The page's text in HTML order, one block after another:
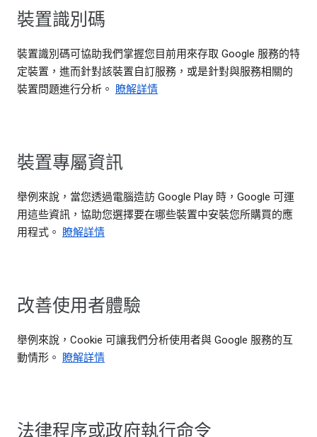
裝置識別碼
裝置識別碼可協助我們掌握您目前用來存取 Google 服務的特
定裝置，進而針對該裝置自訂服務，或是針對與服務相關的
裝置問題進行分析。
瞭解詳情
裝置專屬資訊
舉例來說，當您透過電腦造訪 Google Play 時，Google 可運
用這些資訊，協助您選擇要在哪些裝置中安裝您所購買的應
用程式。
瞭解詳情
改善使用者體驗
舉例來說，Cookie 可讓我們分析使用者與 Google 服務的互
動情形。
瞭解詳情
法律程序或政府執行命令